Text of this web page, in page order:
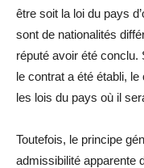
être soit la loi du pays
sont de nationalités
réputé avoir été conclu.
le contrat a été établi,
les lois du pays où il
Toutefois, le principe
admissibilité apparente